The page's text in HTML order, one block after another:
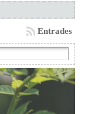
Entrades